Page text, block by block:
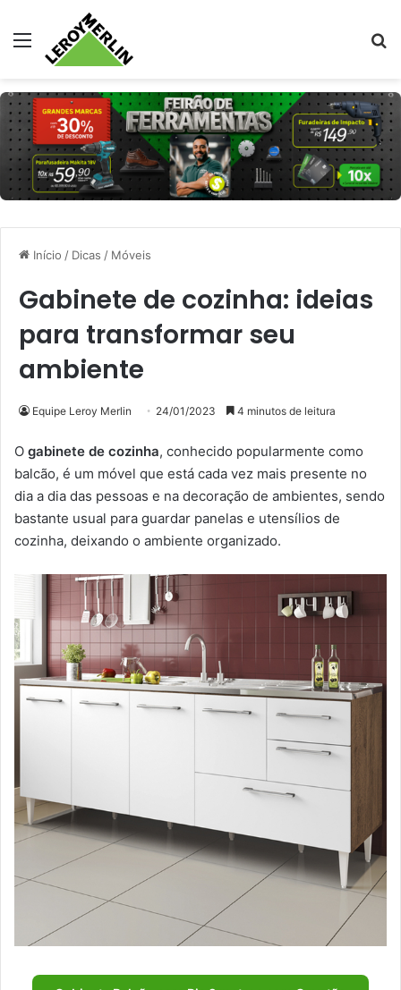
Menu
Início / Dicas / Móveis
Gabinete de cozinha: ideias
para transformar seu
ambiente
Equipe Leroy Merlin 24/01/2023 4 minutos de leitura
O gabinete de cozinha, conhecido popularmente como
balcão, é um móvel que está cada vez mais presente no
dia a dia das pessoas e na decoração de ambientes, sendo
bastante usual para guardar panelas e utensílios de
cozinha, deixando o ambiente organizado.